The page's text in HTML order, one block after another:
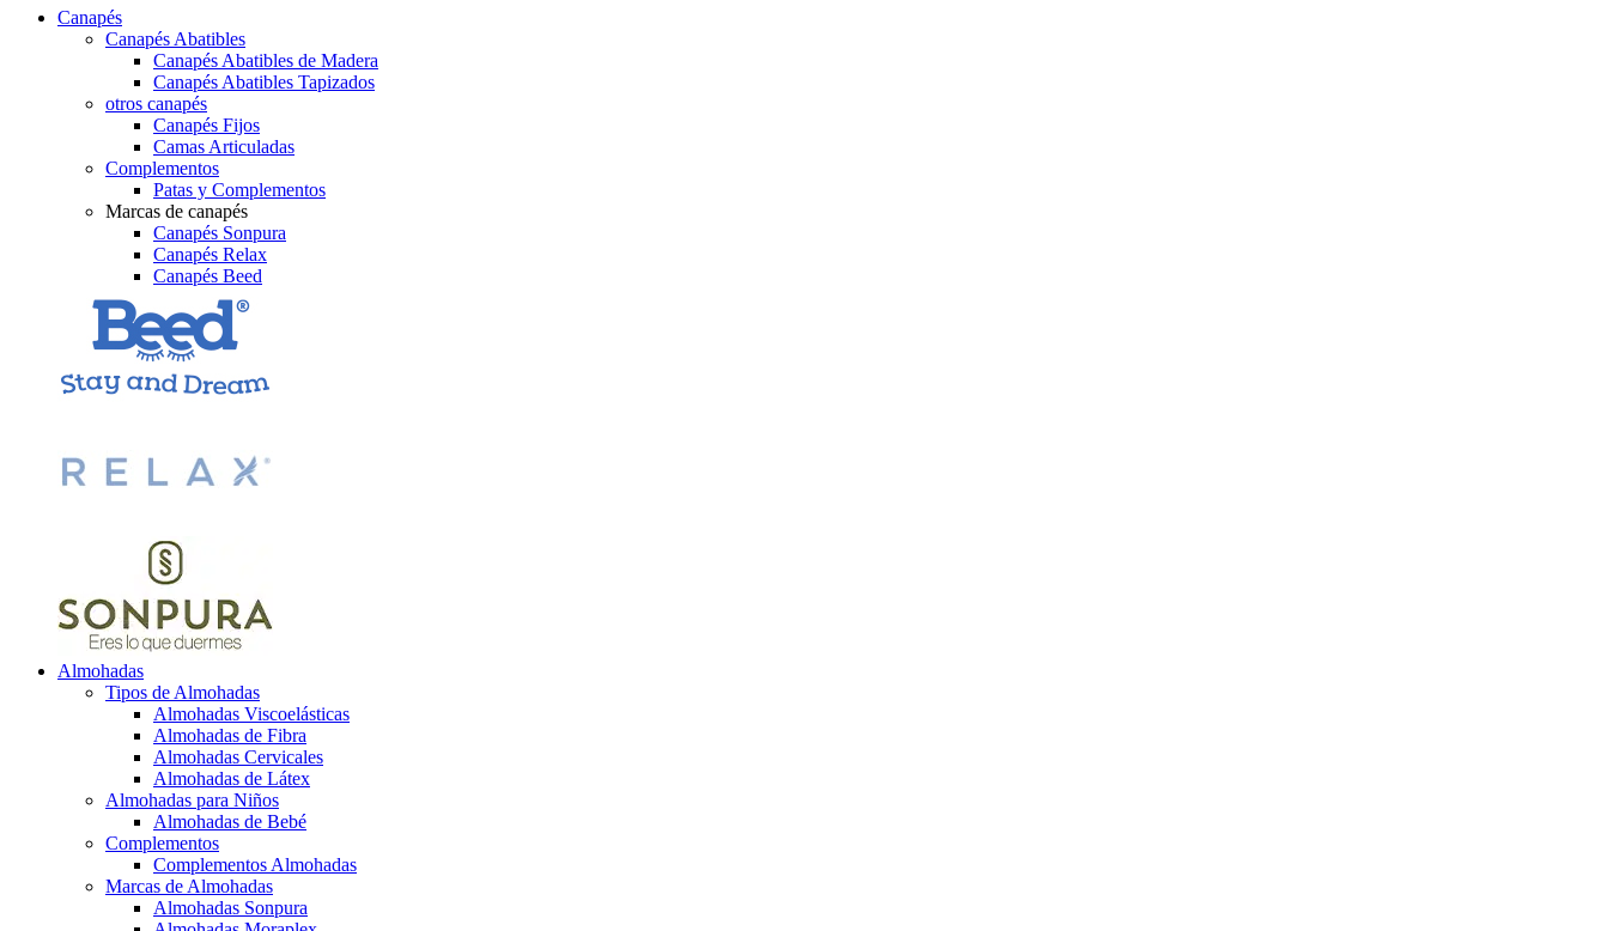
Canapés
Canapés Abatibles
Canapés Abatibles de Madera
Canapés Abatibles Tapizados
otros canapés
Canapés Fijos
Camas Articuladas
Complementos
Patas y Complementos
Marcas de canapés
Canapés Sonpura
Canapés Relax
Canapés Beed
Almohadas
Tipos de Almohadas
Almohadas Viscoelásticas
Almohadas de Fibra
Almohadas Cervicales
Almohadas de Látex
Almohadas para Niños
Almohadas de Bebé
Complementos
Complementos Almohadas
Marcas de Almohadas
Almohadas Sonpura